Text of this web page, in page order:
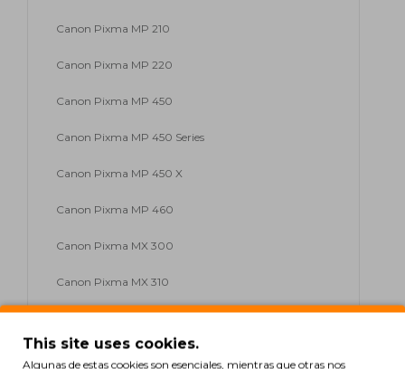
Canon Pixma MP 210
Canon Pixma MP 220
Canon Pixma MP 450
Canon Pixma MP 450 Series
Canon Pixma MP 450 X
Canon Pixma MP 460
Canon Pixma MX 300
Canon Pixma MX 310
Canon Pixma IP 1800 Series
Canon Pixma IP 1100
This site uses cookies.
Algunas de estas cookies son esenciales, mientras que otras nos